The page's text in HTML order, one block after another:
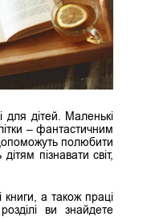
для дітей. Маленькі
– фантастичним
полюбити
пізнавати світ,
книги, а також праці
ви знайдете